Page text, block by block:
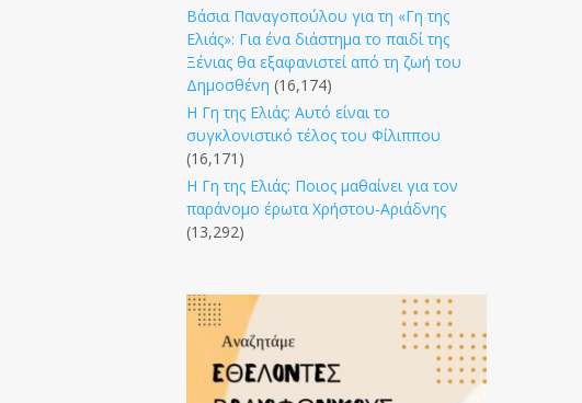
Βάσια Παναγοπούλου για τη «Γη της
Ελιάς»: Για ένα διάστημα το παιδί της
Ξένιας θα εξαφανιστεί από τη ζωή του
Δημοσθένη (16,174)
Η Γη της Ελιάς: Αυτό είναι το
συγκλονιστικό τέλος του Φίλιππου
(16,171)
Η Γη της Ελιάς: Ποιος μαθαίνει για τον
παράνομο έρωτα Χρήστου-Αριάδνης
(13,292)